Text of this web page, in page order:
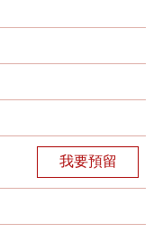
我要預留